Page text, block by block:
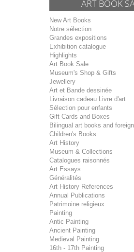
ART BOOK
New Art Books
Notre sélection
Grandes expositions
Exhibition catalogue
Highlights
Art Book Sale
Museum's Shop & Gifts
Jewellery
Art et Bande dessinée
Livraison cadeau Livre d'art
Sélection pour enfants
Gift Cards and Boxes
Bilingual art books and
Children's Books
Art History
Museum & Collections
Catalogues raisonnés
Art Essays
Généralités
Art History References
Annual Publications
Patrimoine religieux
Painting
Antic Painting
Ancient Painting
Medieval Painting
16th - 17th Painting